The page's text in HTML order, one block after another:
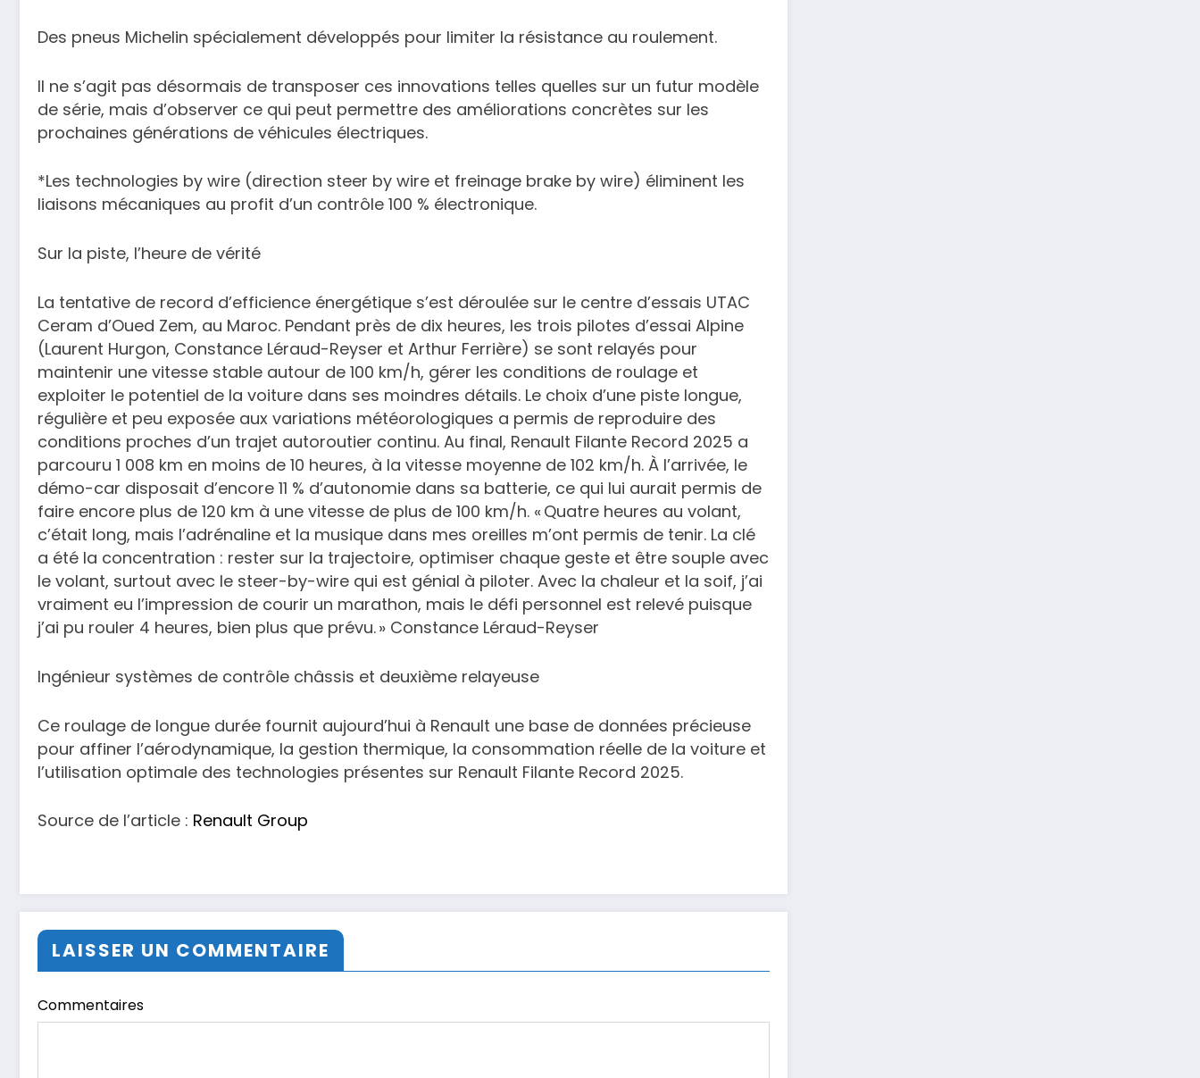
Des pneus Michelin spécialement développés pour limiter la résistance au roulement.
Il ne s’agit pas désormais de transposer ces innovations telles quelles sur un futur modèle
de série, mais d’observer ce qui peut permettre des améliorations concrètes sur les
prochaines générations de véhicules électriques.
*Les technologies by wire (direction steer by wire et freinage brake by wire) éliminent les
liaisons mécaniques au profit d’un contrôle 100 % électronique.
Sur la piste, l’heure de vérité
La tentative de record d’efficience énergétique s’est déroulée sur le centre d’essais UTAC
Ceram d’Oued Zem, au Maroc. Pendant près de dix heures, les trois pilotes d’essai Alpine
(Laurent Hurgon, Constance Léraud-Reyser et Arthur Ferrière) se sont relayés pour
maintenir une vitesse stable autour de 100 km/h, gérer les conditions de roulage et
exploiter le potentiel de la voiture dans ses moindres détails. Le choix d’une piste longue,
régulière et peu exposée aux variations météorologiques a permis de reproduire des
conditions proches d’un trajet autoroutier continu. Au final, Renault Filante Record 2025 a
parcouru 1 008 km en moins de 10 heures, à la vitesse moyenne de 102 km/h. À l’arrivée, le
démo-car disposait d’encore 11 % d’autonomie dans sa batterie, ce qui lui aurait permis de
faire encore plus de 120 km à une vitesse de plus de 100 km/h. « Quatre heures au volant,
c’était long, mais l’adrénaline et la musique dans mes oreilles m’ont permis de tenir. La clé
a été la concentration : rester sur la trajectoire, optimiser chaque geste et être souple avec
le volant, surtout avec le steer-by-wire qui est génial à piloter. Avec la chaleur et la soif, j’ai
vraiment eu l’impression de courir un marathon, mais le défi personnel est relevé puisque
j’ai pu rouler 4 heures, bien plus que prévu. » Constance Léraud-Reyser
Ingénieur systèmes de contrôle châssis et deuxième relayeuse
Ce roulage de longue durée fournit aujourd’hui à Renault une base de données précieuse
pour affiner l’aérodynamique, la gestion thermique, la consommation réelle de la voiture et
l’utilisation optimale des technologies présentes sur Renault Filante Record 2025.
Source de l’article : Renault Group
LAISSER UN COMMENTAIRE
Commentaires